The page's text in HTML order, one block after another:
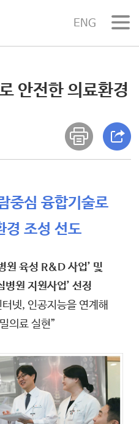
ENG
안전한 의료환경
중심 융합기술로
경 조성 선도
원 육성 R&D 사업’ 및
병원 지원사업’ 선정
넷, 인공지능을 연계해
의료 실현”